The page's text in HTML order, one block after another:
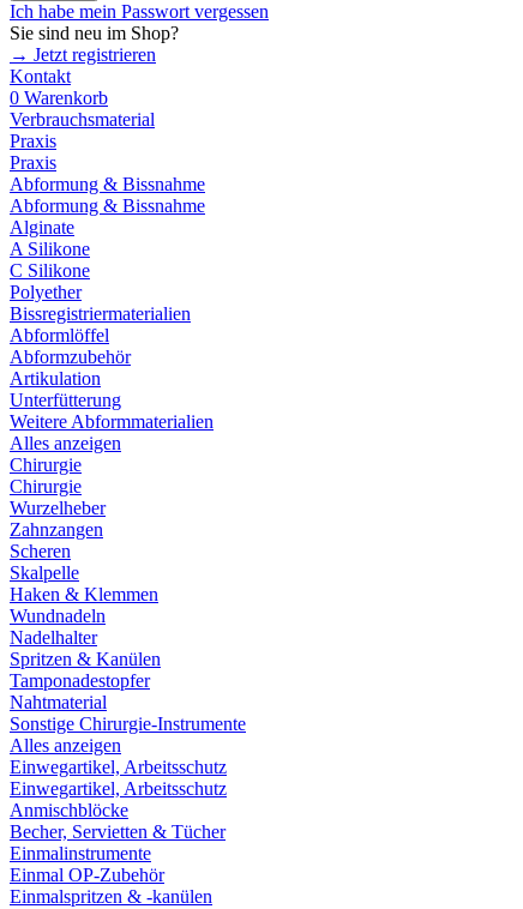
Ich habe mein Passwort vergessen
Sie sind neu im Shop?
→ Jetzt registrieren
Kontakt
0 Warenkorb
Verbrauchsmaterial
Praxis
Praxis
Abformung & Bissnahme
Abformung & Bissnahme
Alginate
A Silikone
C Silikone
Polyether
Bissregistriermaterialien
Abformlöffel
Abformzubehör
Artikulation
Unterfütterung
Weitere Abformmaterialien
Alles anzeigen
Chirurgie
Chirurgie
Wurzelheber
Zahnzangen
Scheren
Skalpelle
Haken & Klemmen
Wundnadeln
Nadelhalter
Spritzen & Kanülen
Tamponadestopfer
Nahtmaterial
Sonstige Chirurgie-Instrumente
Alles anzeigen
Einwegartikel, Arbeitsschutz
Einwegartikel, Arbeitsschutz
Anmischblöcke
Becher, Servietten & Tücher
Einmalinstrumente
Einmal OP-Zubehör
Einmalspritzen & -kanülen